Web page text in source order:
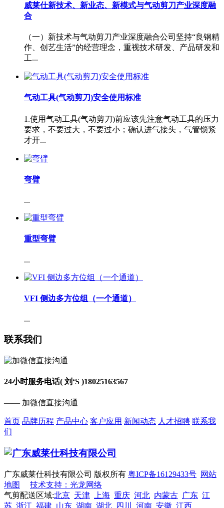
威莱仕新技术、新业态、新模式与气动剪刀产业深度融
合
（一）新技术与气动剪刀产业深度融合公司坚持“良钢精
作、创艺生活”的经营理念，重视技术研发、产品研发和
工...
气动工具(气动剪刀)安全使用标准
1.使用气动工具(气动剪刀)前应该先注意气动工具的压力
要求，不要过大，不要过小；确认进气接头，气管锁紧
才开...
弯臂
...
重型弯臂
...
VFI 侧边多方位组（一个通道）
...
联系我们
24小时服务电话( 刘‘S )18025163567
—— 加微信直接沟通
首页 品牌历程 产品中心 客户应用 新闻动态 人才招聘 联系我
们
广东威莱仕科技有限公司 版权所有 粤ICP备16129433号 网站
地图
技术支持：光龙网络
气剪配送区域:北京 天津 上海 重庆 河北 内蒙古 广东 江
苏 浙江 福建 山东 湖南 湖北 四川 河南 安徽 江西